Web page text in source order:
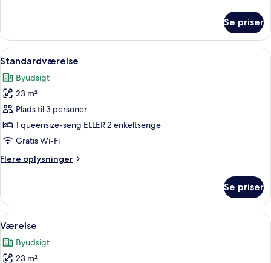
Room-
Two
Beds
Se priser
Indlæs
alle
billeder
af
Standardværelse
Et hotelværelse med en seng,
3
Standardværelse
Byudsigt
23 m²
Plads til 3 personer
1 queensize-seng ELLER 2 enkeltsenge
Gratis Wi-Fi
Flere oplysninger
Flere
Se priser
Indlæs
alle
billeder
Et hotelværelse med en stor seng,
3
Værelse
Byudsigt
23 m²